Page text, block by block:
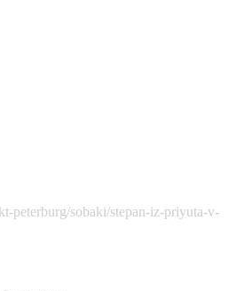
peterburg/sobaki/stepan-iz-priyuta-v-